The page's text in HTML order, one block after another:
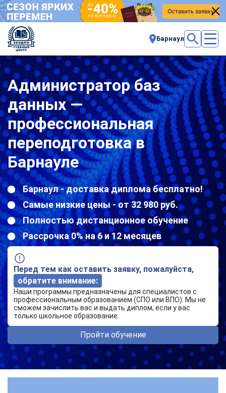
Барнаул
Администратор баз
данных —
профессиональная
переподготовка в
Барнауле
Барнаул - доставка диплома бесплатно!
Самые низкие цены - от 32 980 руб.
Полностью дистанционное обучение
Рассрочка 0% на 6 и 12 месяцев
Перед тем как оставить заявку, пожалуйста,
обратите внимание:
Наши программы предназначены для специалистов с
профессиональным образованием (СПО или ВПО). Мы не
сможем зачислить вас и выдать диплом, если у вас
только школьное образование.
Пройти обучение